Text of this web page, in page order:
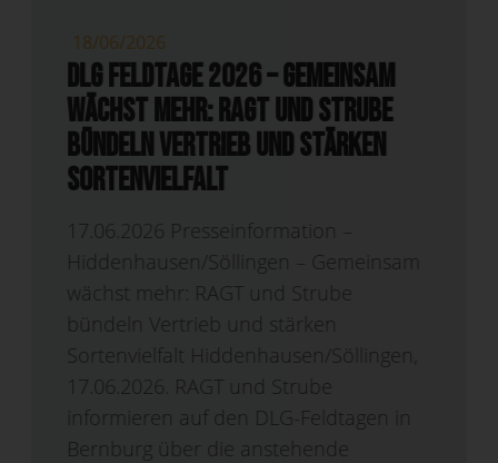
18/06/2026
DLG Feldtage 2026 – Gemeinsam
wächst mehr: RAGT und Strube
bündeln Vertrieb und stärken
Sortenvielfalt
17.06.2026 Presseinformation –
Hiddenhausen/Söllingen – Gemeinsam
wächst mehr: RAGT und Strube
bündeln Vertrieb und stärken
Sortenvielfalt Hiddenhausen/Söllingen,
17.06.2026. RAGT und Strube
informieren auf den DLG-Feldtagen in
Bernburg über die anstehende